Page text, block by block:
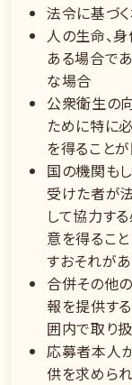
法令に基づ
人の生命、
ある場合で
な場合
公衆衛生の
ために特に
を得ること
国の機関も
受けた者が
して協力す
意を得るこ
すおそれが
合併その他
報を提供す
囲内で取り
応募者本人
供を求めら